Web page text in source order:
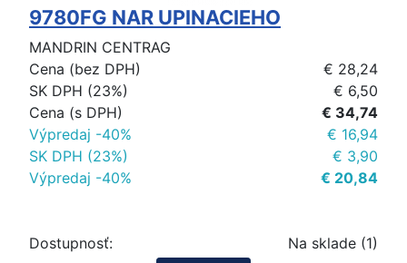
9780FG NAR UPINACIEHO
MANDRIN CENTRAG
Cena (bez DPH)
€ 28,24
SK DPH (23%)
€ 6,50
Cena (s DPH)
€ 34,74
Výpredaj -40%
€ 16,94
SK DPH (23%)
€ 3,90
Výpredaj -40%
€ 20,84
Dostupnosť: Na sklade (1)